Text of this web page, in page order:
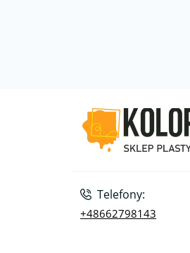
Telefony:
+48662798143